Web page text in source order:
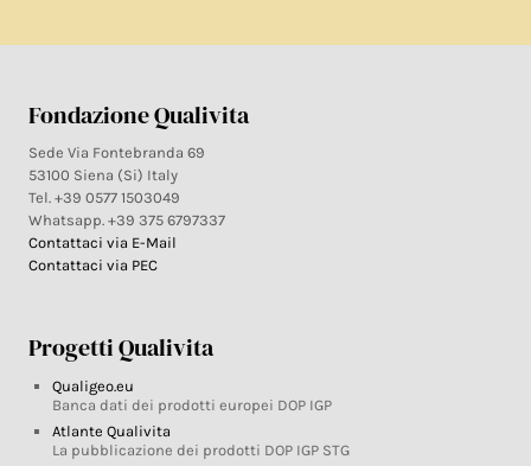
Fondazione Qualivita
Sede Via Fontebranda 69
53100 Siena (Si) Italy
Tel. +39 0577 1503049
Whatsapp. +39 375 6797337
Contattaci via E-Mail
Contattaci via PEC
Progetti Qualivita
Qualigeo.eu
Banca dati dei prodotti europei DOP IGP
Atlante Qualivita
La pubblicazione dei prodotti DOP IGP STG